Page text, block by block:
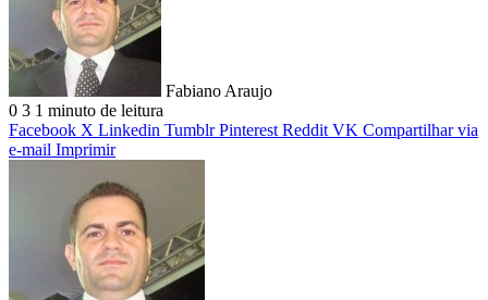
Fabiano Araujo
0 3 1 minuto de leitura
Facebook X Linkedin Tumblr Pinterest Reddit VK Compartilhar via
e-mail Imprimir